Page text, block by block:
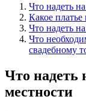
Что надеть
Какое платье
Что надеть
Что
свадебному
Что надеть
местности